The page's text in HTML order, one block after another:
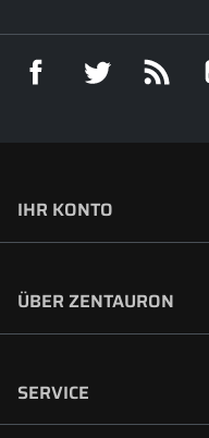
Facebook Twitter RSS
IHR KONTO
ÜBER ZENTAURON
SERVICE